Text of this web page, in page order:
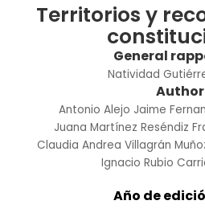
Territorios y
General
Natividad
Author
Antonio Alejo Jaime
Juana Martínez Reséndiz
Claudia Andrea Villagrán
Ignacio Rubio
Año de